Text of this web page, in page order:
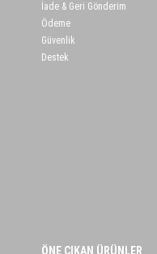
İade & Geri Gönderim
Ödeme
Güvenlik
Destek
ÖNE ÇIKAN ÜRÜNLER